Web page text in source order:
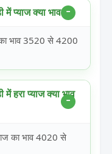
क्या भाव है?
भाव 3520 से 4200
प्याज क्या भाव
का भाव 4020 से